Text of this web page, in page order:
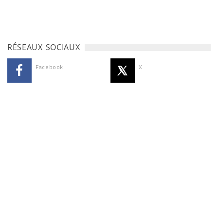
RÉSEAUX SOCIAUX
Facebook X